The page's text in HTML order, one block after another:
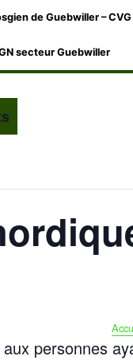
de Guebwiller – CVG
secteur Guebwiller
personnes